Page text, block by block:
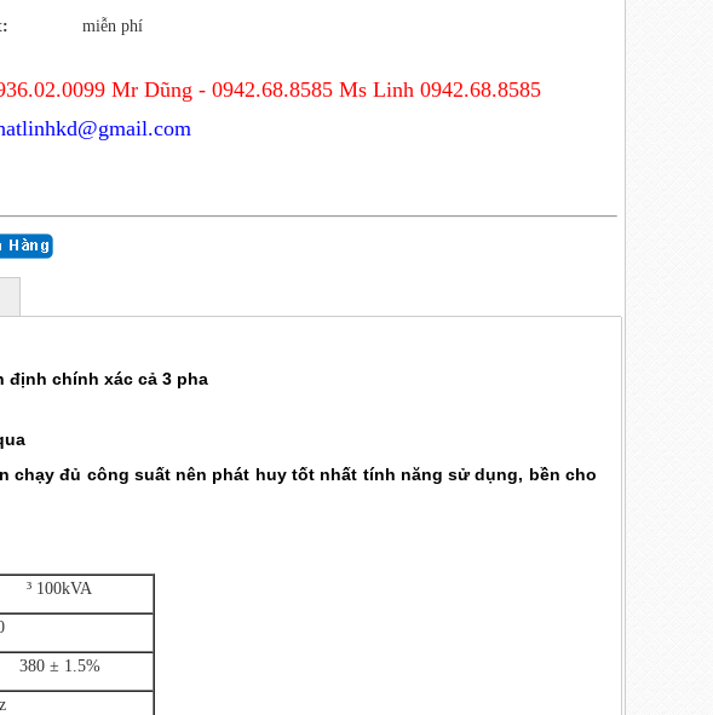
miễn phí
Mr Dũng - 0942.68.8585 Ms Linh 0942.68.8585
định chính xác cả 3 pha
chạy đủ công suất nên phát huy tốt nhất tính năng sử dụng, bền cho
³ 100kVA
380 ± 1.5%